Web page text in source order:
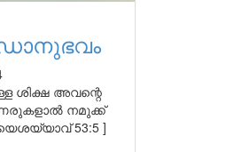
ശിക്ഷ അവന്റെ
നമുക്ക്
53:5 ]